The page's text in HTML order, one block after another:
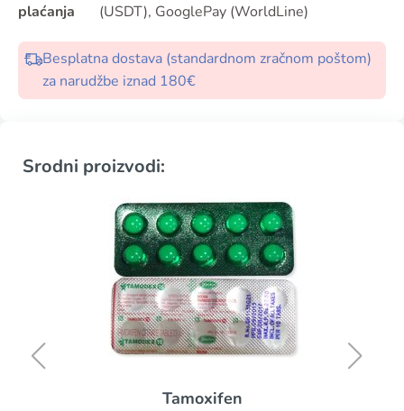
plaćanja
(USDT), GooglePay (WorldLine)
Besplatna dostava (standardnom zračnom poštom)
za narudžbe iznad 180€
Srodni proizvodi:
Tamoxifen